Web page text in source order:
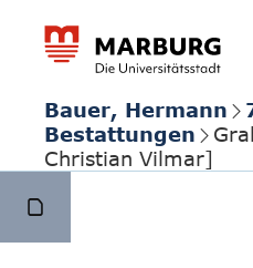
Bauer, Hermann
Bestattungen
Christian Vilmar]